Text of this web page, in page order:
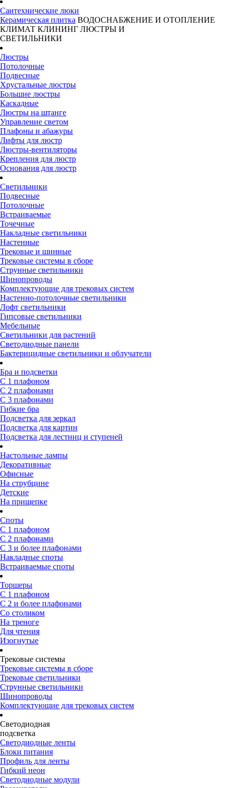
Сантехнические люки
Керамическая плитка ВОДОСНАБЖЕНИЕ И ОТОПЛЕНИЕ
КЛИМАТ КЛИНИНГ ЛЮСТРЫ И
СВЕТИЛЬНИКИ
Люстры
Потолочные
Подвесные
Хрустальные люстры
Большие люстры
Каскадные
Люстры на штанге
Управление светом
Плафоны и абажуры
Лифты для люстр
Люстры-вентиляторы
Крепления для люстр
Основания для люстр
Светильники
Подвесные
Потолочные
Встраиваемые
Точечные
Накладные светильники
Настенные
Трековые и шинные
Трековые системы в сборе
Струнные светильники
Шинопроводы
Комплектующие для трековых систем
Настенно-потолочные светильники
Лофт светильники
Гипсовые светильники
Мебельные
Светильники для растений
Светодиодные панели
Бактерицидные светильники и облучатели
Бра и подсветки
С 1 плафоном
С 2 плафонами
С 3 плафонами
Гибкие бра
Подсветка для зеркал
Подсветка для картин
Подсветка для лестниц и ступеней
Настольные лампы
Декоративные
Офисные
На струбцине
Детские
На прищепке
Споты
С 1 плафоном
С 2 плафонами
С 3 и более плафонами
Накладные споты
Встраиваемые споты
Торшеры
С 1 плафоном
С 2 и более плафонами
Со столиком
На треноге
Для чтения
Изогнутые
Трековые системы
Трековые системы в сборе
Трековые светильники
Струнные светильники
Шинопроводы
Комплектующие для трековых систем
Светодиодная
подсветка
Светодиодные ленты
Блоки питания
Профиль для ленты
Гибкий неон
Светодиодные модули